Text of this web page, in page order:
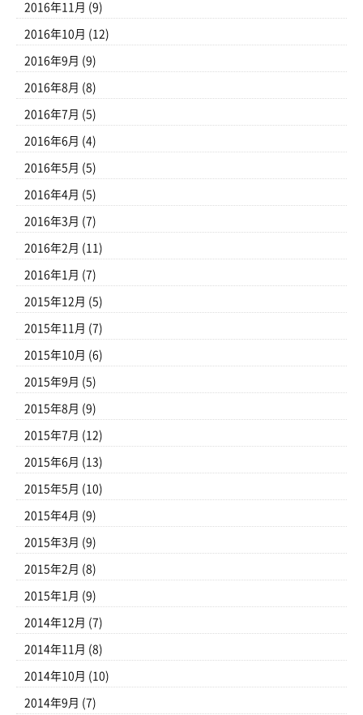
2016年11月 (9)
2016年10月 (12)
2016年9月 (9)
2016年8月 (8)
2016年7月 (5)
2016年6月 (4)
2016年5月 (5)
2016年4月 (5)
2016年3月 (7)
2016年2月 (11)
2016年1月 (7)
2015年12月 (5)
2015年11月 (7)
2015年10月 (6)
2015年9月 (5)
2015年8月 (9)
2015年7月 (12)
2015年6月 (13)
2015年5月 (10)
2015年4月 (9)
2015年3月 (9)
2015年2月 (8)
2015年1月 (9)
2014年12月 (7)
2014年11月 (8)
2014年10月 (10)
2014年9月 (7)